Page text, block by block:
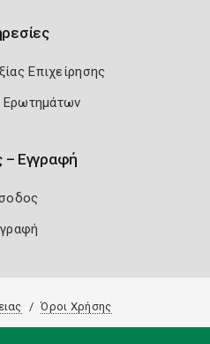
Επιχείρησης
– Εγγραφή
Όροι Χρήσης